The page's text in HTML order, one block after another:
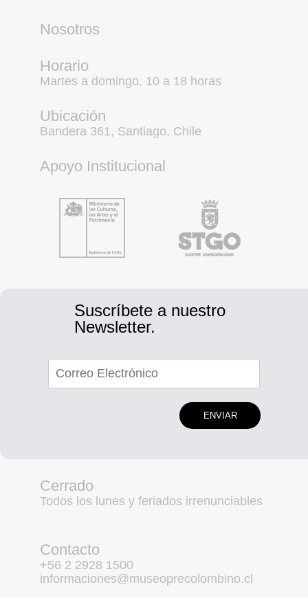
Nosotros
Horario
Martes a domingo, 10 a 18 horas
Ubicación
Bandera 361, Santiago, Chile
Apoyo Institucional
Suscríbete a nuestro
Newsletter.
ENVIAR
Cerrado
Todos los lunes y feriados irrenunciables
Contacto
+56 2 2928 1500
informaciones@museoprecolombino.cl